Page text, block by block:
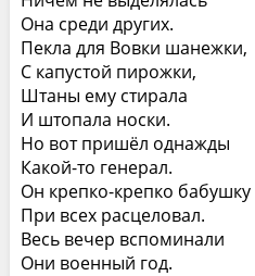
Она среди других.
Пекла для Вовки шанежки,
С капустой пирожки,
Штаны ему стирала
И штопала носки.
Но вот пришёл однажды
Какой-то генерал.
Он крепко-крепко бабушку
При всех расцеловал.
Весь вечер вспоминали
Они военный год.